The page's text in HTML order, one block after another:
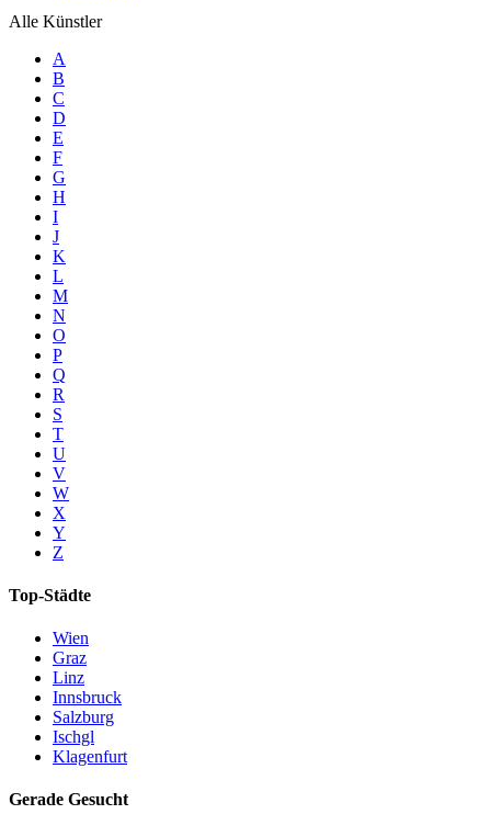
Alle Künstler
A
B
C
D
E
F
G
H
I
J
K
L
M
N
O
P
Q
R
S
T
U
V
W
X
Y
Z
Top-Städte
Wien
Graz
Linz
Innsbruck
Salzburg
Ischgl
Klagenfurt
Gerade Gesucht